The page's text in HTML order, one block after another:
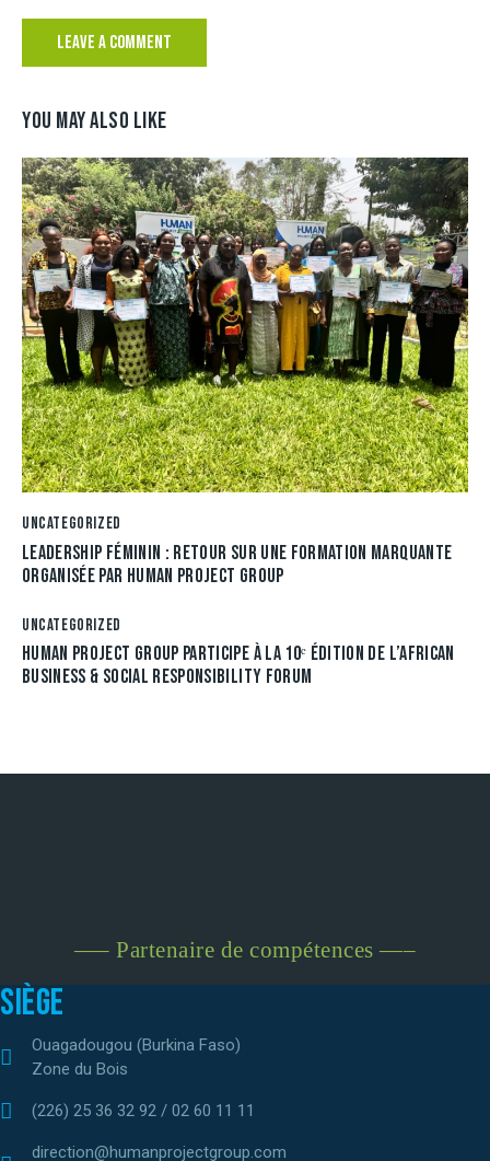
YOU MAY ALSO LIKE
UNCATEGORIZED
LEADERSHIP FÉMININ : RETOUR SUR UNE FORMATION MARQUANTE
ORGANISÉE PAR HUMAN PROJECT GROUP
UNCATEGORIZED
HUMAN PROJECT GROUP PARTICIPE À LA 10ᵉ ÉDITION DE L’AFRICAN
BUSINESS & SOCIAL RESPONSIBILITY FORUM
—– Partenaire de compétences —–
Siège
Ouagadougou (Burkina Faso)
Zone du Bois
(226) 25 36 32 92 / 02 60 11 11
direction@humanprojectgroup.com